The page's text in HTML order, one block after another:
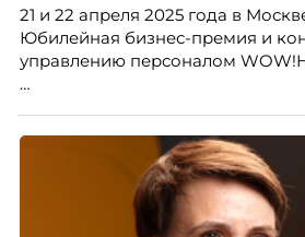
21 и 22 апреля 2025 года в
Юбилейная бизнес-премия и
управлению персоналом
номинантов и гостей